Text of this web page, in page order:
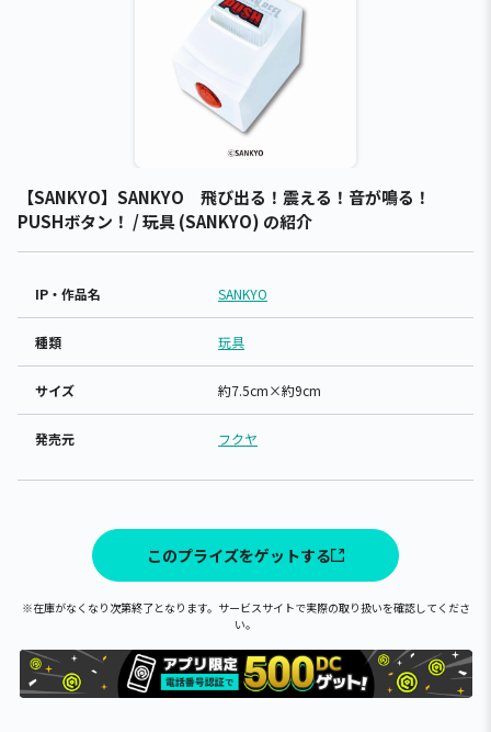
【SANKYO】SANKYO 飛び出る！震える！音が鳴る！
PUSHボタン！ / 玩具 (SANKYO) の紹介
IP・作品名 SANKYO
種類 玩具
サイズ 約7.5cm×約9cm
発売元 フクヤ
このプライズをゲットする
※在庫がなくなり次第終了となります。サービスサイトで実際の取り扱いを確認してくださ
い。